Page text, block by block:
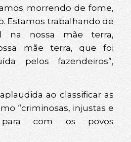
morrendo de fome,
Estamos trabalhando de
na nossa mãe terra,
mãe terra, que foi
pelos fazendeiros”,
ao classificar as
“criminosas, injustas e
para com os povos